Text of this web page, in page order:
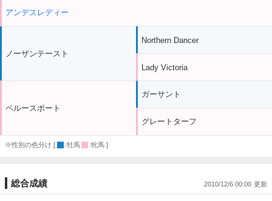
アンデスレディー
ノーザンテースト
ペルースポート
Northern Dancer
Lady Victoria
ガーサント
グレートターフ
※性別の色分け [ :牡馬 :牝馬 ]
総合成績 2010/12/6 00:00